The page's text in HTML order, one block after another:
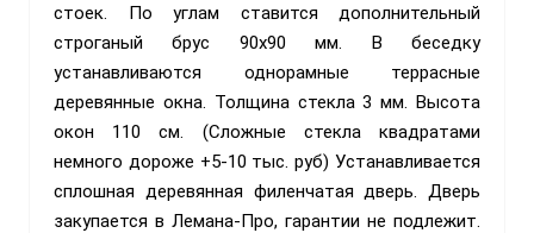
стоек. По углам ставится дополнительный
строганый брус 90х90 мм. В беседку
устанавливаются однорамные террасные
деревянные окна. Толщина стекла 3 мм. Высота
окон 110 см. (Сложные стекла квадратами
немного дороже +5-10 тыс. руб) Устанавливается
сплошная деревянная филенчатая дверь. Дверь
закупается в Лемана-Про, гарантии не подлежит.